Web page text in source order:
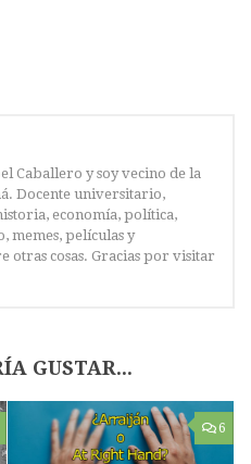
Caballero y soy vecino de la
Docente universitario,
economía, política,
memes, películas y
otras cosas. Gracias por visitar
GUSTAR...
6